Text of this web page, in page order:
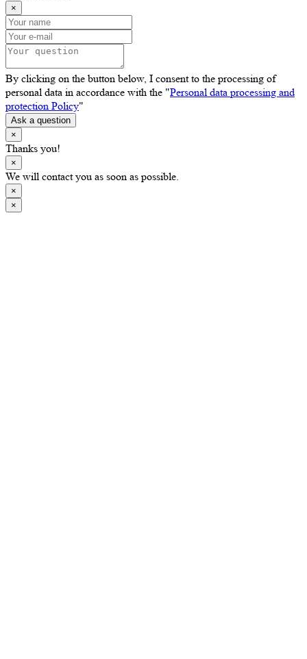
×
By clicking on the button below, I consent to the processing of
personal data in accordance with the "Personal data processing and
protection Policy"
Ask a question
×
Thanks you!
×
We will contact you as soon as possible.
×
×